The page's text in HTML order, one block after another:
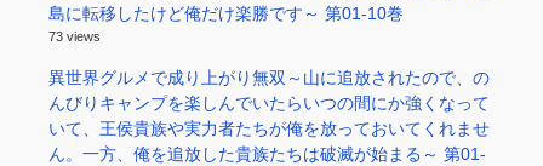
島に転移したけど俺だけ楽勝です～ 第01-10巻
73 views
異世界グルメで成り上がり無双～山に追放されたので、の
んびりキャンプを楽しんでいたらいつの間にか強くなって
いて、王侯貴族や実力者たちが俺を放っておいてくれませ
ん。一方、俺を追放した貴族たちは破滅が始まる～ 第01-